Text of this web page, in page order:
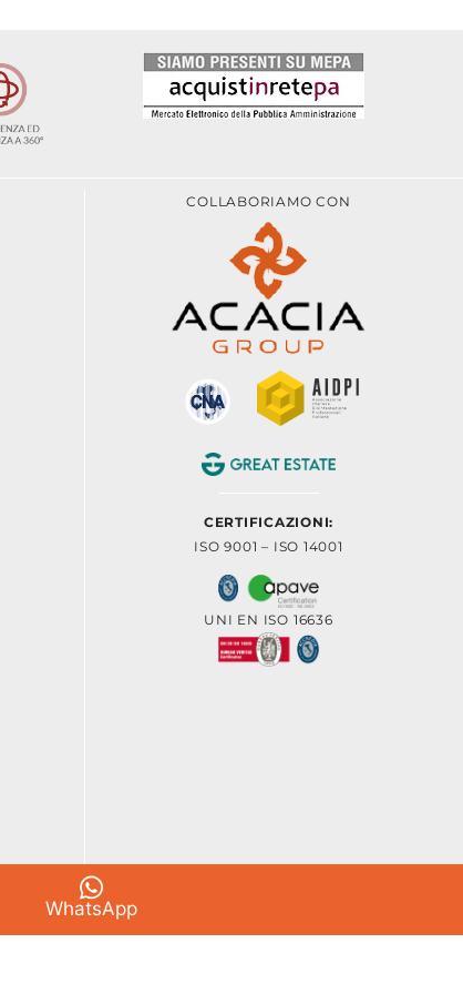
COLLABORIAMO CON
CERTIFICAZIONI:
ISO 9001 – ISO 14001
UNI EN ISO 16636
WhatsApp